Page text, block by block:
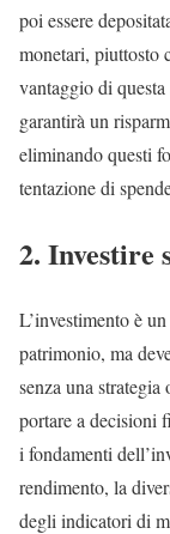
poi essere
monetari, piuttosto
vantaggio di
garantirà un
eliminando questi
tentazione di
2. Investire
L’investimento è
patrimonio, ma
senza una
portare a decisioni
i fondamenti
rendimento, la
degli indicatori di